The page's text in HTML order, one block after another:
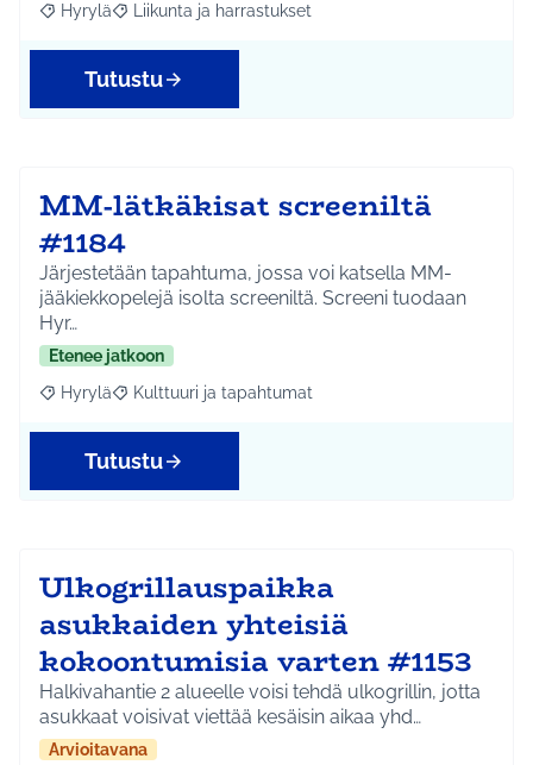
Rajaa tulokset aihepiirin mukaan: Hyrylä
Hyrylä Rajaa tulokset teeman mukaan: Liikunta ja
Liikunta ja harrastukset
Tutustu
MM-lätkäkisat screeniltä
#1184
Järjestetään tapahtuma, jossa voi katsella MM-
jääkiekkopelejä isolta screeniltä. Screeni tuodaan
Hyr…
Etenee jatkoon
Rajaa tulokset aihepiirin mukaan: Hyrylä
Hyrylä Rajaa tulokset teeman mukaan: Kulttuuri ja
Kulttuuri ja tapahtumat
Tutustu
Ulkogrillauspaikka
asukkaiden yhteisiä
kokoontumisia varten #1153
Halkivahantie 2 alueelle voisi tehdä ulkogrillin, jotta
asukkaat voisivat viettää kesäisin aikaa yhd…
Arvioitavana